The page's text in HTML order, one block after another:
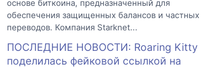
основе биткоина, предназначенный для
обеспечения защищенных балансов и частных
переводов. Компания Starknet...
ПОСЛЕДНИЕ НОВОСТИ: Roaring Kitty
поделилась фейковой ссылкой на